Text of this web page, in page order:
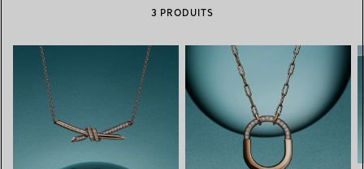
3 PRODUITS